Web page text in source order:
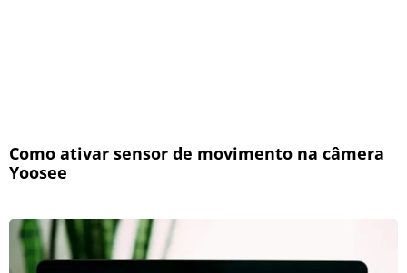
Como ativar sensor de movimento na câmera
Yoosee